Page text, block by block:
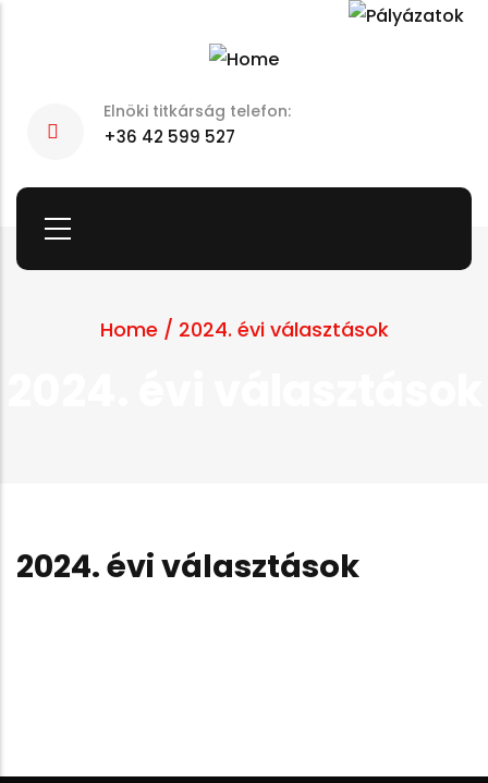
Elnöki titkárság telefon:
+36 42 599 527
Home / 2024. évi választások
2024. évi választások